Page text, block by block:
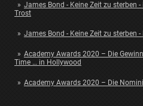
James Bond - Keine Zeit zu sterben -
Trost
James Bond - Keine Zeit zu sterben -
Academy Awards 2020 – Die
Time … in Hollywood
Academy Awards 2020 – Die